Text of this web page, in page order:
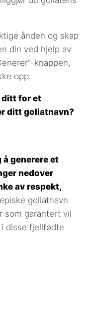
ånden og skap
din ved hjelp av
knappen,
opp.
ditt for et
ditt goliatnavn?
å generere et
nedover
av respekt,
goliatnavn
som garantert vil
disse fjellfødte